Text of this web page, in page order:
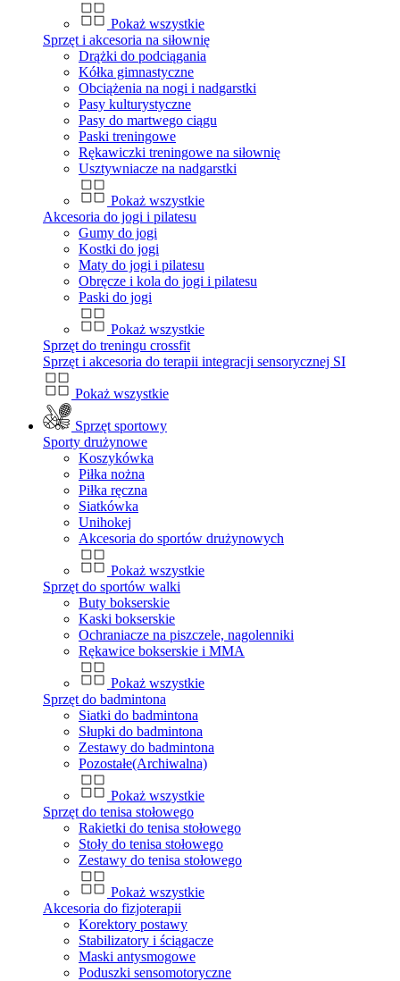
Pokaż wszystkie
Sprzęt i akcesoria na siłownię
Drążki do podciągania
Kółka gimnastyczne
Obciążenia na nogi i nadgarstki
Pasy kulturystyczne
Pasy do martwego ciągu
Paski treningowe
Rękawiczki treningowe na siłownię
Usztywniacze na nadgarstki
Pokaż wszystkie
Akcesoria do jogi i pilatesu
Gumy do jogi
Kostki do jogi
Maty do jogi i pilatesu
Obręcze i kola do jogi i pilatesu
Paski do jogi
Pokaż wszystkie
Sprzęt do treningu crossfit
Sprzęt i akcesoria do terapii integracji sensorycznej SI
Pokaż wszystkie
Sprzęt sportowy
Sporty drużynowe
Koszykówka
Piłka nożna
Piłka ręczna
Siatkówka
Unihokej
Akcesoria do sportów drużynowych
Pokaż wszystkie
Sprzęt do sportów walki
Buty bokserskie
Kaski bokserskie
Ochraniacze na piszczele, nagolenniki
Rękawice bokserskie i MMA
Pokaż wszystkie
Sprzęt do badmintona
Siatki do badmintona
Słupki do badmintona
Zestawy do badmintona
Pozostałe(Archiwalna)
Pokaż wszystkie
Sprzęt do tenisa stołowego
Rakietki do tenisa stołowego
Stoły do tenisa stołowego
Zestawy do tenisa stołowego
Pokaż wszystkie
Akcesoria do fizjoterapii
Korektory postawy
Stabilizatory i ściągacze
Maski antysmogowe
Poduszki sensomotoryczne